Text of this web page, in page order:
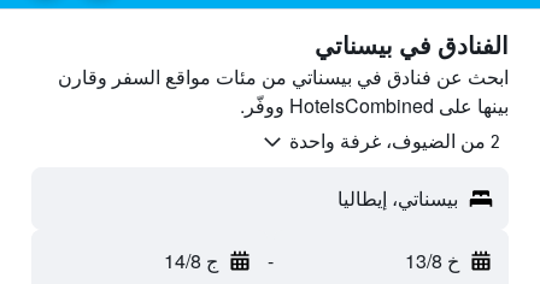
الفنادق في بيسناتي
ابحث عن فنادق في بيسناتي من مئات مواقع السفر وقارن
بينها على HotelsCombined ووفّر.
2 من الضيوف، غرفة واحدة
بيسناتي، إيطاليا
خ 13/8 - ج 14/8